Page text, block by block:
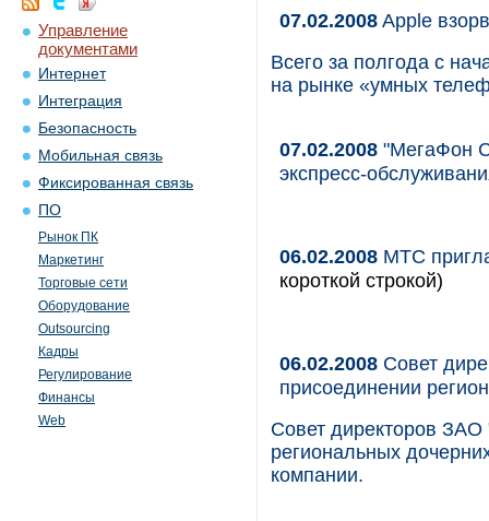
Управление
документами
Интернет
Интеграция
Безопасность
Мобильная связь
Фиксированная связь
ПО
Рынок ПК
Маркетинг
Торговые сети
Оборудование
Outsourcing
Кадры
Регулирование
Финансы
Web
07.02.2008Apple
Всего за полгода с
на рынке «умных
07.02.2008 "МегаФон
экспресс-
06.02.2008 МТС
короткой строкой)
06.02.2008 Совет
присоединении
Совет директоров
региональных
компании.